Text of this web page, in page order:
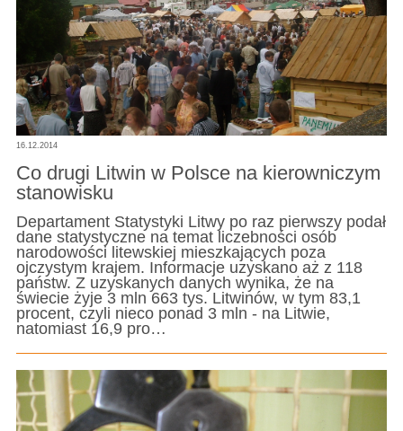
16.12.2014
Co drugi Litwin w Polsce na kierowniczym
stanowisku
Departament Statystyki Litwy po raz pierwszy podał
dane statystyczne na temat liczebności osób
narodowości litewskiej mieszkających poza
ojczystym krajem. Informacje uzyskano aż z 118
państw. Z uzyskanych danych wynika, że na
świecie żyje 3 mln 663 tys. Litwinów, w tym 83,1
procent, czyli nieco ponad 3 mln - na Litwie,
natomiast 16,9 pro…